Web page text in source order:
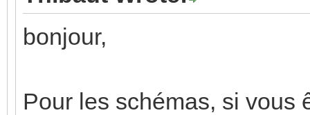
bonjour,
Pour les schémas, si vous